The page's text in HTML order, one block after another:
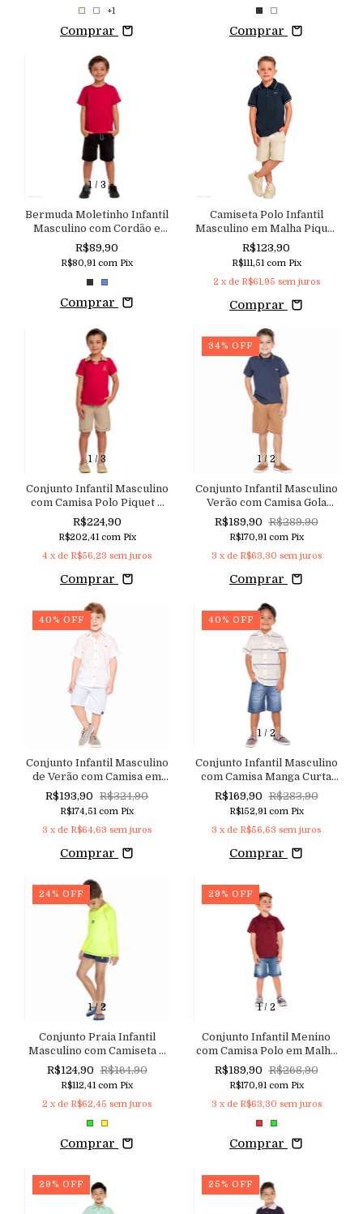
+1
Comprar Comprar
1/ 3
Bermuda Moletinho Infantil
Masculino com Cordão e
Cós com Elástico Macutie
R$89,90
R$80,91 com Pix
Comprar
Camiseta Polo Infantil
Masculino em Malha Piquet
com Gola e Punhos em
Retílinea Listrada Macutie
R$123,90
R$111,51 com Pix
2 x de R$61,95 sem juros
Comprar
1/3
Conjunto Infantil Masculino
com Camisa Polo Piquet e
Bermuda em Viscolinho
Macutie
R$224,90
R$202,41 com Pix
4 x de R$56,23 sem juros
Comprar
1/2
34 % OFF
Conjunto Infantil Masculino
Verão com Camisa Gola
Polo e Shorts em Sarja
Caramelo Macutie
R$189,90 R$289,90
R$170,91 com Pix
3 x de R$63,30 sem juros
Comprar
40 % OFF
Conjunto Infantil Masculino
de Verão com Camisa em
Tricoline e Shorts em Sarja
Macutie
R$193,90 R$324,90
R$174,51 com Pix
3 x de R$64,63 sem juros
Comprar
1/ 2
40 % OFF
Conjunto Infantil Masculino
com Camisa Manga Curta
Listrada e Shorts Jeans
R$169,90 R$283,90
R$152,91 com Pix
3 x de R$56,63 sem juros
Comprar
1/ 2
24 % OFF
Conjunto Praia Infantil
Masculino com Camiseta e
Sunga com Fator de
Proteção Solar UV +50
Macutie
R$124,90 R$164,90
R$112,41 com Pix
2 x de R$62,45 sem juros
Comprar
1/ 2
29 % OFF
Conjunto Infantil Menino
com Camisa Polo em Malha
Texturizada e Shorts em
Jeans com Elastano
Macutie
R$189,90 R$268,90
R$170,91 com Pix
3 x de R$63,30 sem juros
Comprar
29 % OFF 25 % OFF